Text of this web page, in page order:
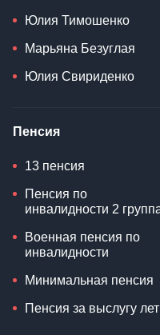
Юлия Тимошенко
Марьяна Безуглая
Юлия Свириденко
Пенсия
13 пенсия
Пенсия по
инвалидности 2
Военная пенсия по
инвалидности
Минимальная пенсия
Пенсия за выслугу лет